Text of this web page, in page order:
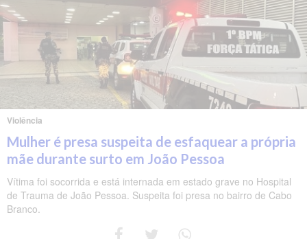
Violência
Mulher é presa suspeita de esfaquear a própria
mãe durante surto em João Pessoa
Vítima foi socorrida e está internada em estado grave no Hospital
de Trauma de João Pessoa. Suspeita foi presa no bairro de Cabo
Branco.